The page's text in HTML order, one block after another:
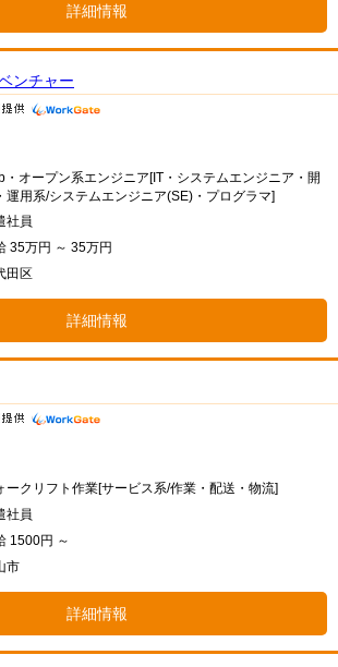
詳細情報
ンチャー
・オープン系エンジニア[IT・システムエンジニア・開
運用系/システムエンジニア(SE)・プログラマ]
社員
35万円 ～ 35万円
田区
詳細情報
ークリフト作業[サービス系/作業・配送・物流]
社員
1500円 ～
市
詳細情報